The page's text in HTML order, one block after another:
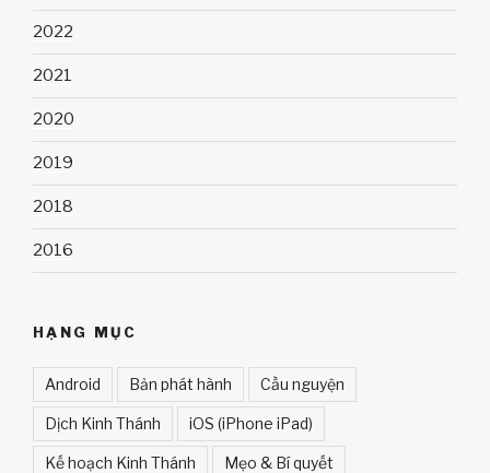
2022
2021
2020
2019
2018
2016
HẠNG MỤC
Android Bản phát hành Cầu nguyện
Dịch Kinh Thánh iOS (iPhone iPad)
Kế hoạch Kinh Thánh Mẹo & Bí quyết